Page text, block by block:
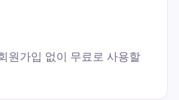
원가입 없이 무료로 사용할